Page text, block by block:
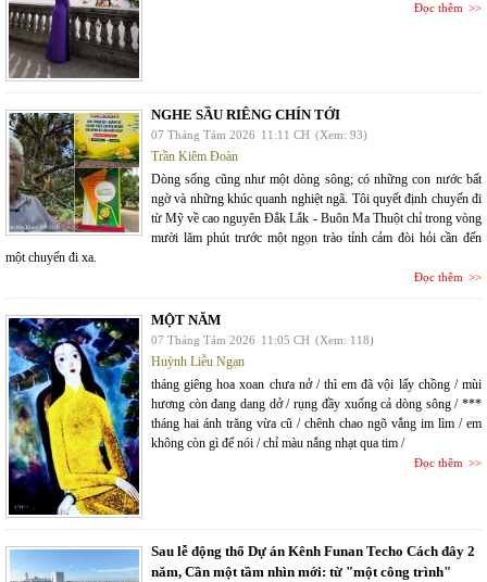
Đọc thêm
NGHE SẦU RIÊNG CHÍN TỚI
07 Tháng Tám 2026 11:11 CH (Xem: 93)
Trần Kiêm Đoàn
Dòng sống cũng như một dòng sông; có những con nước bất
ngờ và những khúc quanh nghiệt ngã. Tôi quyết định chuyến đi
từ Mỹ về cao nguyên Đắk Lắk - Buôn Ma Thuột chỉ trong vòng
mười lăm phút trước một ngọn trào tỉnh cảm đòi hỏi cần đến
một chuyến đi xa.
Đọc thêm
MỘT NĂM
07 Tháng Tám 2026 11:05 CH (Xem: 118)
Huỳnh Liễu Ngạn
tháng giêng hoa xoan chưa nở / thì em đã vội lấy chồng / mùi
hương còn đang dang dở / rụng đầy xuống cả dòng sông / ***
tháng hai ánh trăng vừa cũ / chênh chao ngõ vắng im lìm / em
không còn gì để nói / chỉ màu nắng nhạt qua tim /
Đọc thêm
Sau lễ động thổ Dự án Kênh Funan Techo Cách đây 2
năm, Cần một tầm nhìn mới: từ "một công trình"